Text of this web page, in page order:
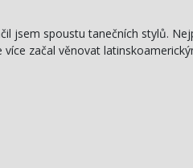
jsem spoustu tanečních stylů.
začal věnovat